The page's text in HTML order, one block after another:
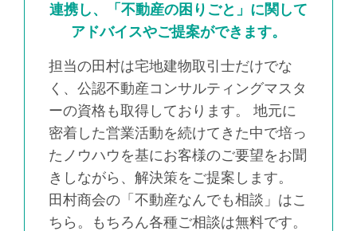
連携し、「不動産の困りごと」に関して
アドバイスやご提案ができます。
担当の田村は宅地建物取引士だけでな
く、公認不動産コンサルティングマスタ
ーの資格も取得しております。 地元に
密着した営業活動を続けてきた中で培っ
たノウハウを基にお客様のご要望をお聞
きしながら、解決策をご提案します。
田村商会の「不動産なんでも相談」はこ
ちら。もちろん各種ご相談は無料です。